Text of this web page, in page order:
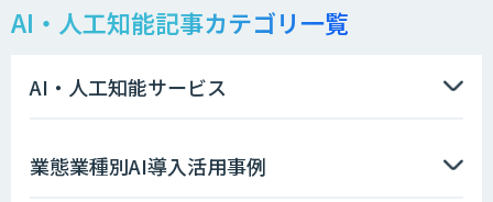
ソフトクリエイトのAI開発サービス
AI・人工知能記事カテゴリ一覧
AI・人工知能サービス
業態業種別AI導入活用事例